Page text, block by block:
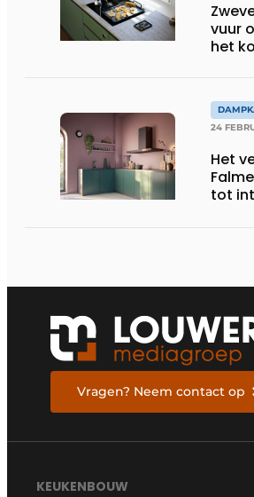
vuur
het
24
Het
tot
Vragen? Neem contact op
KEUKENBOUW